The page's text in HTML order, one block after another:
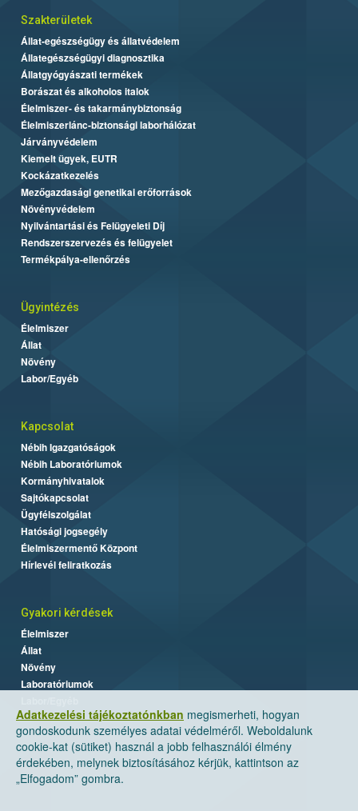
Adatkezelési tájékoztatónkban megismerheti, hogyan
gondoskodunk személyes adatai védelméről. Weboldalunk
cookie-kat (sütiket) használ a jobb felhasználói élmény
érdekében, melynek biztosításához kérjük, kattintson az
„Elfogadom” gombra.
Szakterületek
Állat-egészségügy és állatvédelem
Állategészségügyi diagnosztika
Állatgyógyászati termékek
Borászat és alkoholos italok
Élelmiszer- és takarmánybiztonság
Élelmiszerlánc-biztonsági laborhálózat
Járványvédelem
Kiemelt ügyek, EUTR
Kockázatkezelés
Mezőgazdasági genetikai erőforrások
Növényvédelem
Nyilvántartási és Felügyeleti Díj
Rendszerszervezés és felügyelet
Termékpálya-ellenőrzés
Ügyintézés
Élelmiszer
Állat
Növény
Labor/Egyéb
Kapcsolat
Nébih Igazgatóságok
Nébih Laboratóriumok
Kormányhivatalok
Sajtókapcsolat
Ügyfélszolgálat
Hatósági jogsegély
Élelmiszermentő Központ
Hírlevél feliratkozás
Gyakori kérdések
Élelmiszer
Állat
Növény
Laboratóriumok